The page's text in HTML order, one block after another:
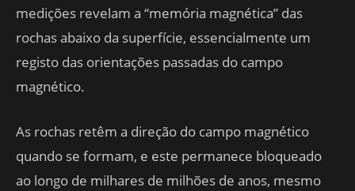
medições revelam a “memória magnética” das
rochas abaixo da superfície, essencialmente um
registo das orientações passadas do campo
magnético.
As rochas retêm a direção do campo magnético
quando se formam, e este permanece bloqueado
ao longo de milhares de milhões de anos, mesmo